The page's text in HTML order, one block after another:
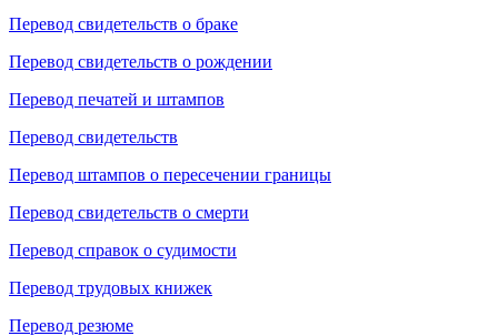
Перевод свидетельств о браке
Перевод свидетельств о рождении
Перевод печатей и штампов
Перевод свидетельств
Перевод штампов о пересечении границы
Перевод свидетельств о смерти
Перевод справок о судимости
Перевод трудовых книжек
Перевод резюме